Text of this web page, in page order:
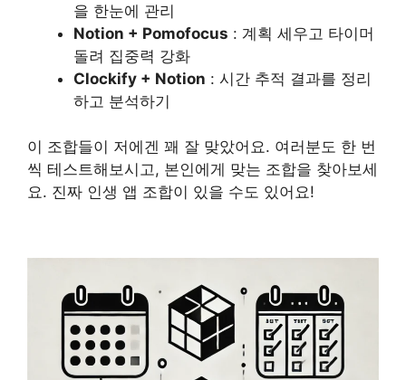
을 한눈에 관리
Notion + Pomofocus : 계획 세우고 타이머
돌려 집중력 강화
Clockify + Notion : 시간 추적 결과를 정리
하고 분석하기
이 조합들이 저에겐 꽤 잘 맞았어요. 여러분도 한 번
씩 테스트해보시고, 본인에게 맞는 조합을 찾아보세
요. 진짜 인생 앱 조합이 있을 수도 있어요!